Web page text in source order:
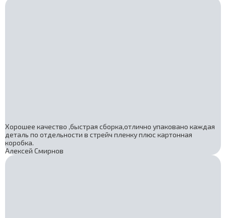
Хорошее качество ,быстрая сборка,отлично упаковано каждая
деталь по отдельности в стрейч пленку плюс картонная
коробка.
Алексей Смирнов